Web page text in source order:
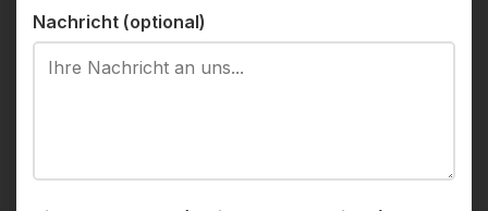
Nachricht (optional)